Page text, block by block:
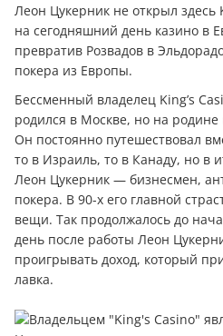
Леон Цукерник не открыл здесь
на сегодняшний день казино в
превратив Розвадов в
покера из Европы.
Бессменный владелец King’s
родился в Москве, но на
Он постоянно путешествовал
то в Израиль, то в Канаду, но в
Леон Цукерник — бизнесмен,
покера. В 90-х его главной
вещи. Так продолжалось до
день после работы Леон
проигрывать доход, который
лавка.